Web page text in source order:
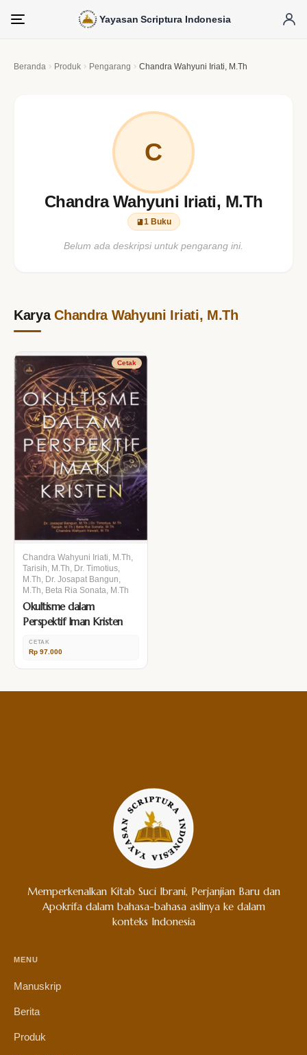
Menu
Yayasan Scriptura Indonesia
Beranda Produk Pengarang Chandra Wahyuni Iriati, M.Th
C
Chandra Wahyuni Iriati, M.Th
1 Buku
Belum ada deskripsi untuk pengarang ini.
KaryaChandra Wahyuni Iriati, M.Th
Cetak
Chandra Wahyuni Iriati, M.Th,
Tarisih, M.Th, Dr. Timotius,
M.Th, Dr. Josapat Bangun,
M.Th, Beta Ria Sonata, M.Th
Okultisme dalam
Perspektif Iman Kristen
CETAK
Rp 97.000
Memperkenalkan Kitab Suci Ibrani, Perjanjian Baru dan
Apokrifa dalam bahasa-bahasa aslinya ke dalam
konteks Indonesia
MENU
Manuskrip
Berita
Produk